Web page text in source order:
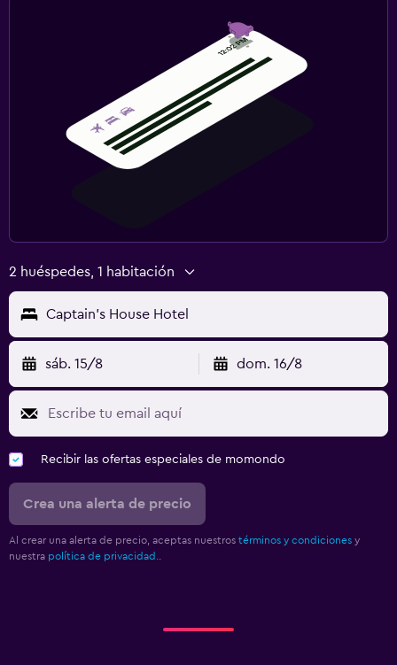
2 huéspedes, 1 habitación
Captain's House Hotel
sáb. 15/8 dom. 16/8
Recibir las ofertas especiales de momondo
Crea una alerta de precio
Al crear una alerta de precio, aceptas nuestros términos y condiciones y
nuestra política de privacidad.